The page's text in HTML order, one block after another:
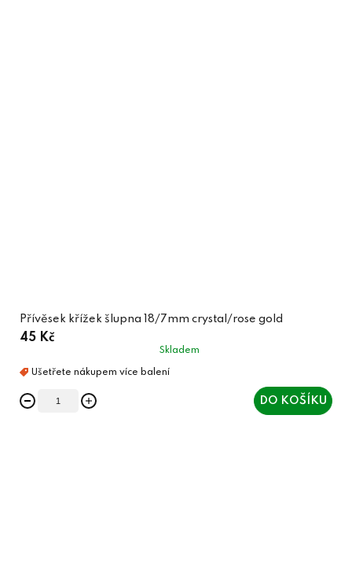
Přívěsek křížek šlupna 18/7mm crystal/rose gold
45 Kč
Skladem
DO KOŠÍKU